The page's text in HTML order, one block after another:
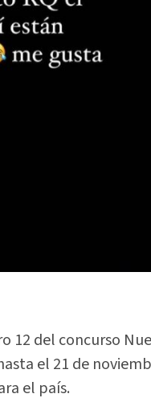
12 del concurso
el 21 de
el país.